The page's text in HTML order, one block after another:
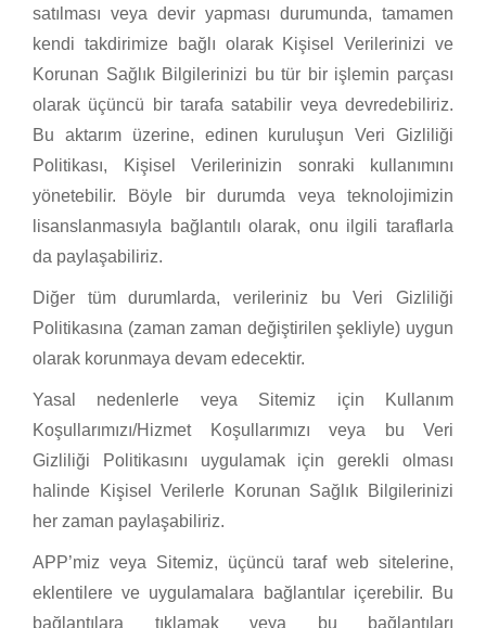
satılması veya devir yapması durumunda, tamamen
kendi takdirimize bağlı olarak Kişisel Verilerinizi ve
Korunan Sağlık Bilgilerinizi bu tür bir işlemin parçası
olarak üçüncü bir tarafa satabilir veya devredebiliriz.
Bu aktarım üzerine, edinen kuruluşun Veri Gizliliği
Politikası, Kişisel Verilerinizin sonraki kullanımını
yönetebilir. Böyle bir durumda veya teknolojimizin
lisanslanmasıyla bağlantılı olarak, onu ilgili taraflarla
da paylaşabiliriz.
Diğer tüm durumlarda, verileriniz bu Veri Gizliliği
Politikasına (zaman zaman değiştirilen şekliyle) uygun
olarak korunmaya devam edecektir.
Yasal nedenlerle veya Sitemiz için Kullanım
Koşullarımızı/Hizmet Koşullarımızı veya bu Veri
Gizliliği Politikasını uygulamak için gerekli olması
halinde Kişisel Verilerle Korunan Sağlık Bilgilerinizi
her zaman paylaşabiliriz.
APP’miz veya Sitemiz, üçüncü taraf web sitelerine,
eklentilere ve uygulamalara bağlantılar içerebilir. Bu
bağlantılara tıklamak veya bu bağlantıları